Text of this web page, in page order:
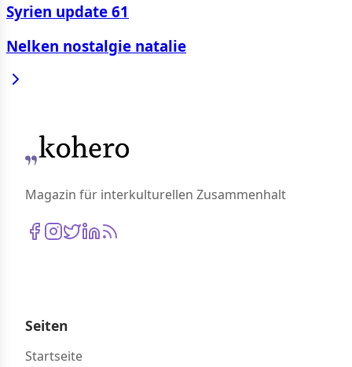
Syrien update 61
Nelken nostalgie natalie
Magazin für interkulturellen Zusammenhalt
Seiten
Startseite